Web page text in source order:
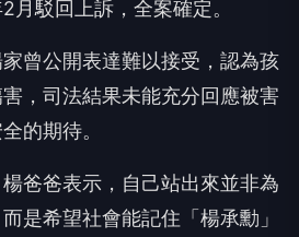
月駁回上訴，全案確定。
曾公開表達難以接受，認為孩
，司法結果未能充分回應被害
的期待。
爸爸表示，自己站出來並非為
是希望社會能記住「楊承勳」